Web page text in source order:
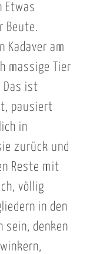
Etwas
Beute.
Kadaver am
massige Tier
Das ist
pausiert
in
zurück und
Reste mit
völlig
in den
sein, denken